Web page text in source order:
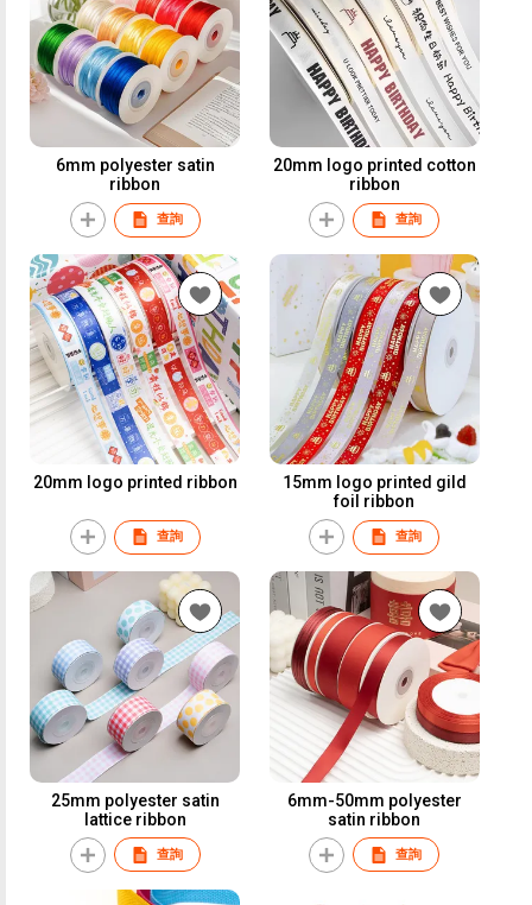
6mm polyester satin
ribbon
查詢
20mm logo printed cotton
ribbon
查詢
20mm logo printed ribbon
查詢
15mm logo printed gild
foil ribbon
查詢
25mm polyester satin
lattice ribbon
查詢
6mm-50mm polyester
satin ribbon
查詢